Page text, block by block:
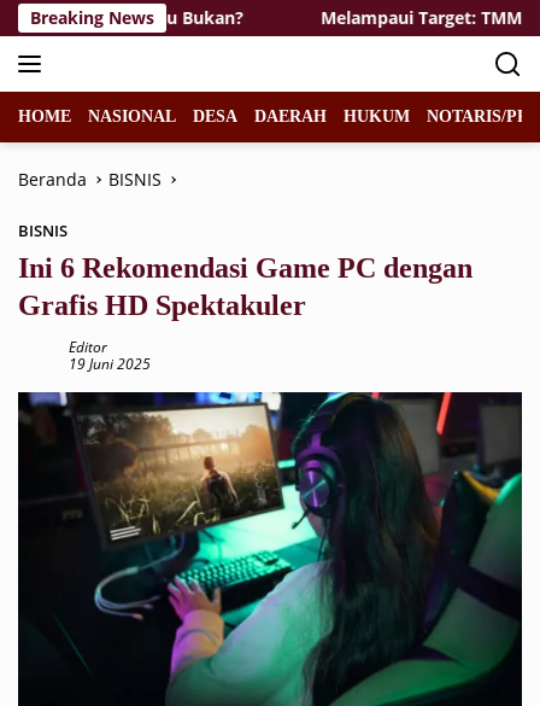
Langsung
ke
konten
Breaking News
atau Bukan? Melampaui Target: TMMD 129
HOME NASIONAL DESA DAERAH HUKUM NOTARIS/
Beranda BISNIS
BISNIS
Ini 6 Rekomendasi Game PC dengan
Grafis HD Spektakuler
Editor
19 Juni 2025